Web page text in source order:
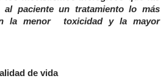
al paciente un tratamiento lo más
la menor toxicidad y la mayor
de vida